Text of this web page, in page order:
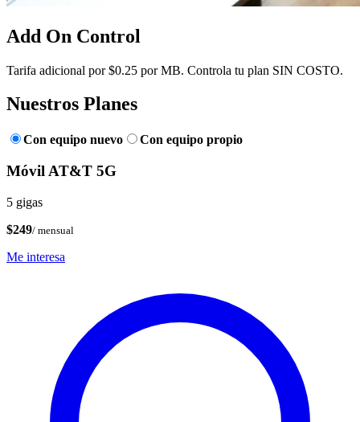
Add On Control
Tarifa adicional por $0.25 por MB. Controla tu plan SIN COSTO.
Nuestros Planes
Con equipo nuevo Con equipo propio
Móvil AT&T 5G
5 gigas
$249/ mensual
Me interesa